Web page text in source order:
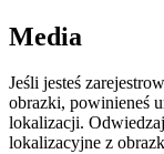
Media
Jeśli jesteś
obrazki, powinieneś
lokalizacji.
lokalizacyjne z